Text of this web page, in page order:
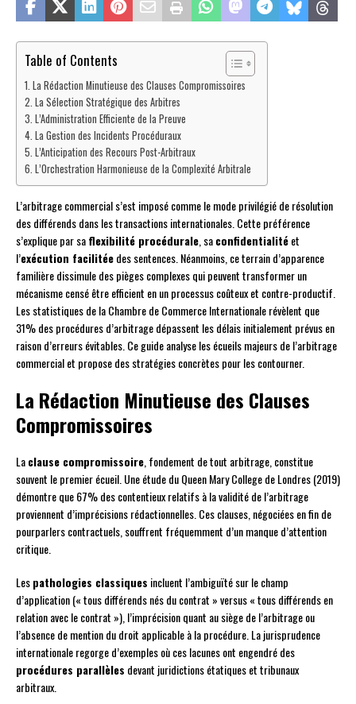
Table of Contents
La Rédaction Minutieuse des Clauses Compromissoires
La Sélection Stratégique des Arbitres
L’Administration Efficiente de la Preuve
La Gestion des Incidents Procéduraux
L’Anticipation des Recours Post-Arbitraux
L’Orchestration Harmonieuse de la Complexité Arbitrale
L’arbitrage commercial s’est imposé comme le mode privilégié de résolution
des différends dans les transactions internationales. Cette préférence
s’explique par saflexibilité procédurale , saconfidentialitéet
l’exécution facilitéedes sentences. Néanmoins, ce terrain d’apparence
familière dissimule des pièges complexes qui peuvent transformer un
mécanisme censé être efficient en un processus coûteux et contre-productif.
Les statistiques de la Chambre de Commerce Internationale révèlent que
31% des procédures d’arbitrage dépassent les délais initialement prévus en
raison d’erreurs évitables. Ce guide analyse les écueils majeurs de l’arbitrage
commercial et propose des stratégies concrètes pour les contourner.
La Rédaction Minutieuse des Clauses
Compromissoires
Laclause compromissoire , fondement de tout arbitrage, constitue
souvent le premier écueil. Une étude du Queen Mary College de Londres (2019)
démontre que 67% des contentieux relatifs à la validité de l’arbitrage
proviennent d’imprécisions rédactionnelles. Ces clauses, négociées en fin de
pourparlers contractuels, souffrent fréquemment d’un manque d’attention
critique.
Lespathologies classiques incluent l’ambiguïté sur le champ
d’application (« tous différends nés du contrat » versus « tous différends en
relation avec le contrat »), l’imprécision quant au siège de l’arbitrage ou
l’absence de mention du droit applicable à la procédure. La jurisprudence
internationale regorge d’exemples où ces lacunes ont engendré des
procédures parallèles devant juridictions étatiques et tribunaux
arbitraux.